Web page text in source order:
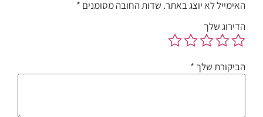
האימייל לא יוצג באתר. שדות החובה מסומנים *
הדירוג שלך
הביקורת שלך *